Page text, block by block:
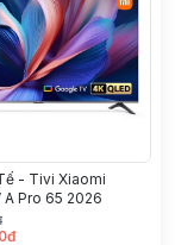
- Tivi Xiaomi
Pro 65 2026